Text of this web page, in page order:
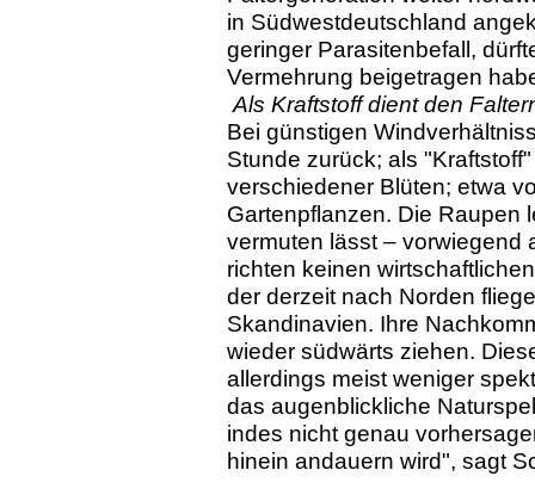
in Südwestdeutschland
geringer Parasitenbefall,
Vermehrung beigetragen
Als Kraftstoff dient den
Bei günstigen
Stunde zurück; als
verschiedener Blüten; etwa
Gartenpflanzen. Die Raupen
vermuten lässt – vorwiegend
richten keinen
der derzeit nach Norden
Skandinavien. Ihre
wieder südwärts ziehen.
allerdings meist weniger
das augenblickliche
indes nicht genau
hinein andauern wird", sagt